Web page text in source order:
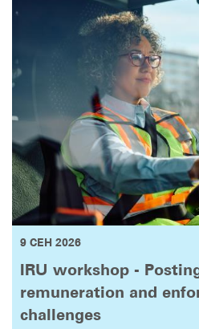
9 СЕН 2026
IRU workshop -
remuneration and
challenges